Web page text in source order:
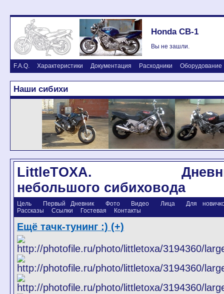
Honda CB-1
Вы не зашли.
F.A.Q. Характеристики Документация Расходники Оборудование
Наши сибихи
LittleTOXA.
небольшого сибиховода
Цель Первый Дневник Фото Видео Лица
Для
Рассказы
Ссылки Гостевая Контакты
Ещё тачк-тунинг :) (+)